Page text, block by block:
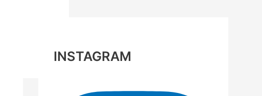
INSTAGRAM